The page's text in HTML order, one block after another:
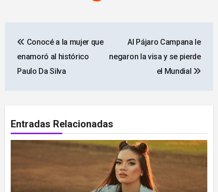
de
entradas
Conocé a la mujer que
enamoró al histórico
Paulo Da Silva
Al Pájaro Campana le
negaron la visa y se pierde
el Mundial
Entradas Relacionadas